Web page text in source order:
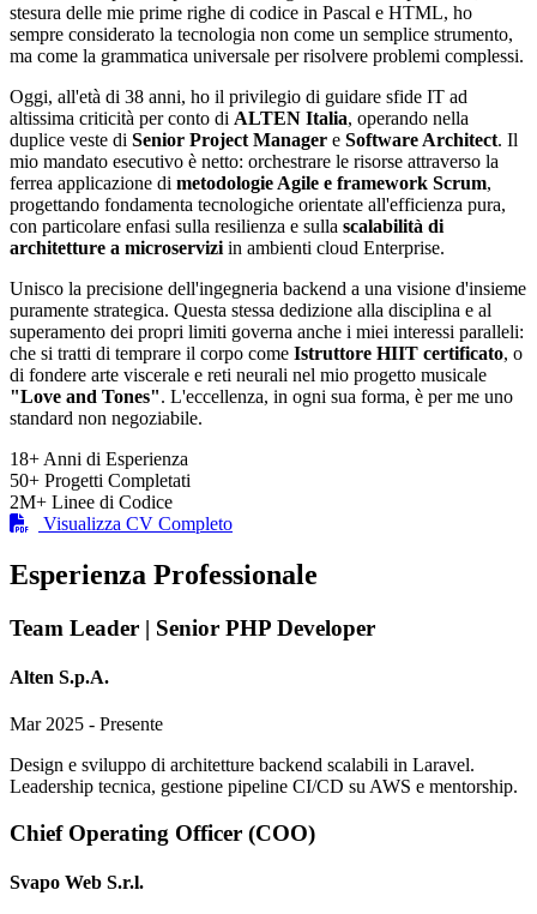
stesura delle mie prime righe di codice in Pascal e HTML, ho
sempre considerato la tecnologia non come un semplice strumento,
ma come la grammatica universale per risolvere problemi complessi.
Oggi, all'età di 38 anni, ho il privilegio di guidare sfide IT ad
altissima criticità per conto di ALTEN Italia, operando nella
duplice veste di Senior Project Manager e Software Architect. Il
mio mandato esecutivo è netto: orchestrare le risorse attraverso la
ferrea applicazione di metodologie Agile e framework Scrum,
progettando fondamenta tecnologiche orientate all'efficienza pura,
con particolare enfasi sulla resilienza e sulla scalabilità di
architetture a microservizi in ambienti cloud Enterprise.
Unisco la precisione dell'ingegneria backend a una visione d'insieme
puramente strategica. Questa stessa dedizione alla disciplina e al
superamento dei propri limiti governa anche i miei interessi paralleli:
che si tratti di temprare il corpo come Istruttore HIIT certificato, o
di fondere arte viscerale e reti neurali nel mio progetto musicale
"Love and Tones". L'eccellenza, in ogni sua forma, è per me uno
standard non negoziabile.
18+ Anni di Esperienza
50+ Progetti Completati
2M+ Linee di Codice
Visualizza CV Completo
Esperienza Professionale
Team Leader | Senior PHP Developer
Alten S.p.A.
Mar 2025 - Presente
Design e sviluppo di architetture backend scalabili in Laravel.
Leadership tecnica, gestione pipeline CI/CD su AWS e mentorship.
Chief Operating Officer (COO)
Svapo Web S.r.l.